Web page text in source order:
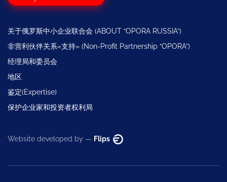
关于俄罗斯中小企业联合会 (ABOUT “OPORA RUSSIA”)
非营利伙伴关系«支持» (Non-Profit Partnership “OPORA”)
经理局和委员会
地区
鉴定(Expertise)
保护企业家和投资者权利局
Website developed by — Flips